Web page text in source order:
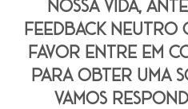
nossa vida,
feedback neutro
favor entre em
para obter uma
vamos